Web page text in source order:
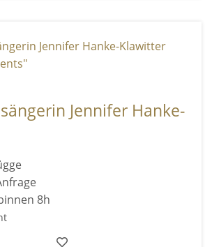
Jennifer Hanke-
8h